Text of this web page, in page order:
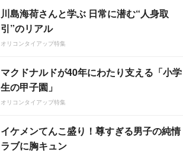
川島海荷さんと学ぶ 日常に潜む“人身取
引”のリアル
オリコンタイアップ特集
マクドナルドが40年にわたり支える「小学
生の甲子園」
オリコンタイアップ特集
イケメンてんこ盛り！尊すぎる男子の純情
ラブに胸キュン